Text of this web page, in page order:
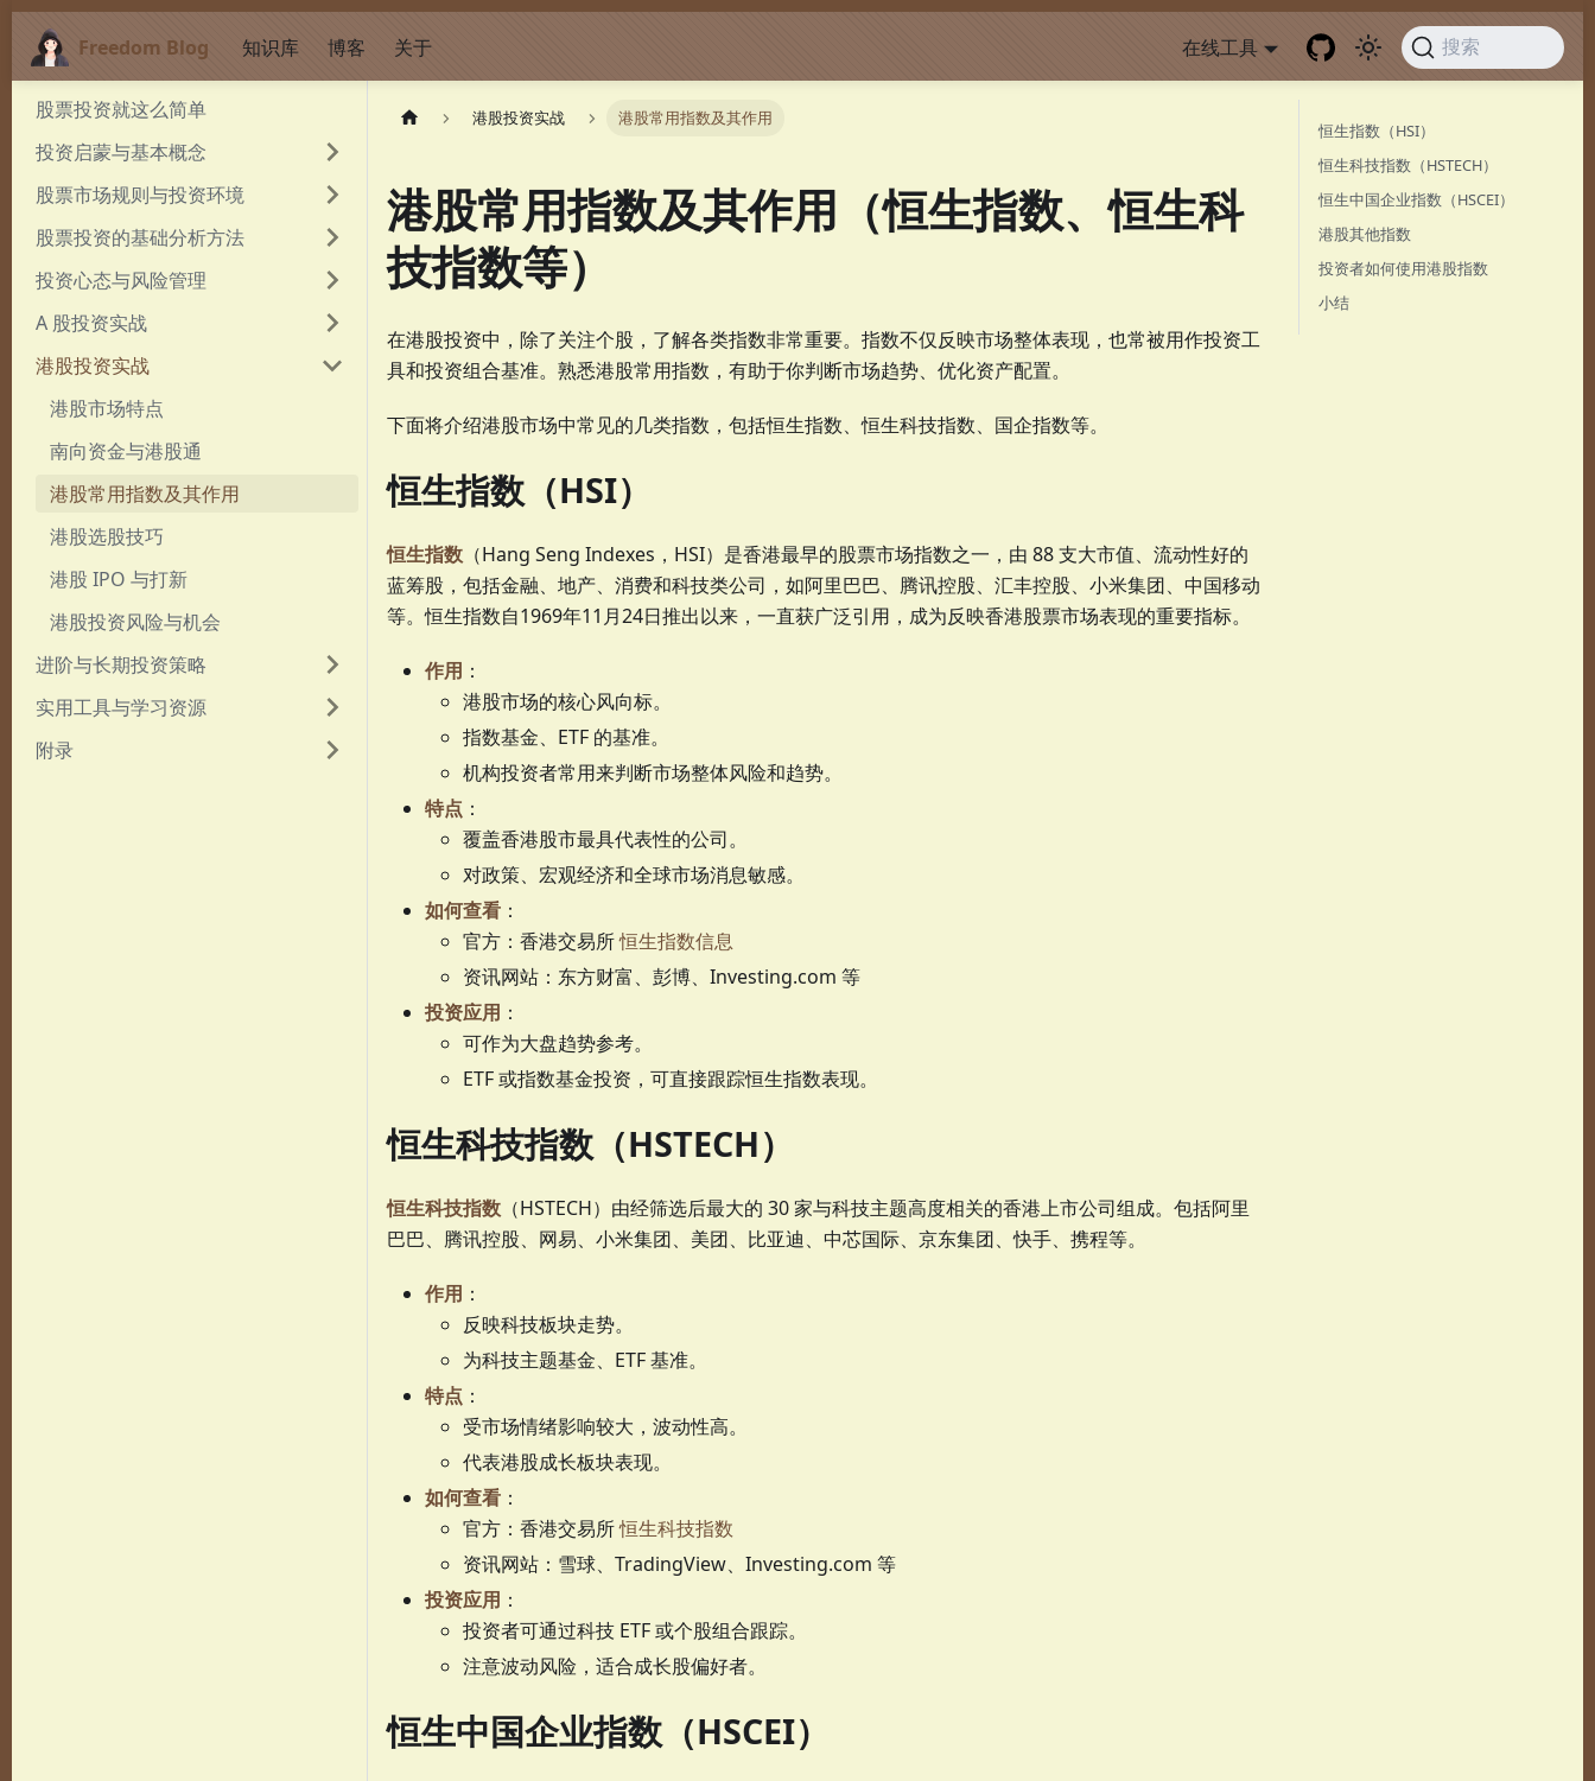
Freedom Blog 知识库 博客 关于 在线工具 搜索
股票投资就这么简单
投资启蒙与基本概念
股票市场规则与投资环境
股票投资的基础分析方法
投资心态与风险管理
A 股投资实战
港股投资实战
港股市场特点
南向资金与港股通
港股常用指数及其作用
港股选股技巧
港股 IPO 与打新
港股投资风险与机会
进阶与长期投资策略
实用工具与学习资源
附录
港股投资实战 港股常用指数及其作用
港股常用指数及其作用（恒生指数、恒生科
技指数等）
在港股投资中，除了关注个股，了解各类指数非常重要。指数不仅反映市场整体表现，也常被用作投资工
具和投资组合基准。熟悉港股常用指数，有助于你判断市场趋势、优化资产配置。
下面将介绍港股市场中常见的几类指数，包括恒生指数、恒生科技指数、国企指数等。
恒生指数（HSI）
恒生指数 （Hang Seng Indexes，HSI）是香港最早的股票市场指数之一，由 88 支大市值、流动性好的
蓝筹股，包括金融、地产、消费和科技类公司，如阿里巴巴、腾讯控股、汇丰控股、小米集团、中国移动
等。恒生指数自1969年11月24日推出以来，一直获广泛引用，成为反映香港股票市场表现的重要指标。
作用 ：
港股市场的核心风向标。
指数基金、ETF 的基准。
机构投资者常用来判断市场整体风险和趋势。
特点 ：
覆盖香港股市最具代表性的公司。
对政策、宏观经济和全球市场消息敏感。
如何查看 ：
官方：香港交易所恒生指数信息
资讯网站：东方财富、彭博、Investing.com 等
投资应用 ：
可作为大盘趋势参考。
ETF 或指数基金投资，可直接跟踪恒生指数表现。
恒生科技指数（HSTECH）
恒生科技指数 （HSTECH）由经筛选后最大的 30 家与科技主题高度相关的香港上市公司组成。包括阿里
巴巴、腾讯控股、网易、小米集团、美团、比亚迪、中芯国际、京东集团、快手、携程等。
作用 ：
反映科技板块走势。
为科技主题基金、ETF 基准。
特点 ：
受市场情绪影响较大，波动性高。
代表港股成长板块表现。
如何查看 ：
官方：香港交易所恒生科技指数
资讯网站：雪球、TradingView、Investing.com 等
投资应用 ：
投资者可通过科技 ETF 或个股组合跟踪。
注意波动风险，适合成长股偏好者。
恒生中国企业指数（HSCEI）
恒生指数（HSI）
恒生科技指数（HSTECH）
恒生中国企业指数（HSCEI）
港股其他指数
投资者如何使用港股指数
小结